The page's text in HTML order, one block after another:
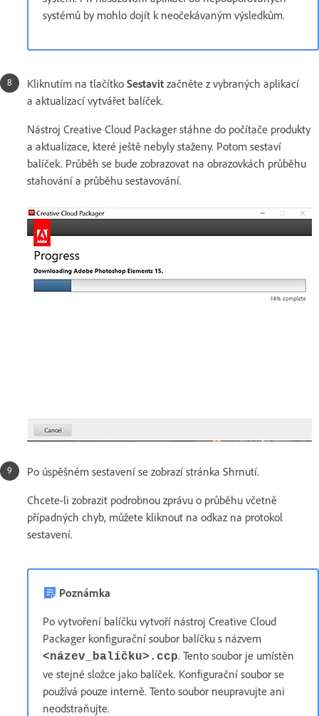
systémů by mohlo dojít k neočekávaným výsledkům.
Kliknutím na tlačítko Sestavit začněte z vybraných aplikací
a aktualizací vytvářet balíček.
Nástroj Creative Cloud Packager stáhne do počítače produkty
a aktualizace, které ještě nebyly staženy. Potom sestaví
balíček. Průběh se bude zobrazovat na obrazovkách průběhu
stahování a průběhu sestavování.
Po úspěšném sestavení se zobrazí stránka Shrnutí.
Chcete-li zobrazit podrobnou zprávu o průběhu včetně
případných chyb, můžete kliknout na odkaz na protokol
sestavení.
Poznámka
Po vytvoření balíčku vytvoří nástroj Creative Cloud
Packager konfigurační soubor balíčku s názvem
<název_balíčku>.ccp. Tento soubor je umístěn
ve stejné složce jako balíček. Konfigurační soubor se
používá pouze interně. Tento soubor neupravujte ani
neodstraňujte.